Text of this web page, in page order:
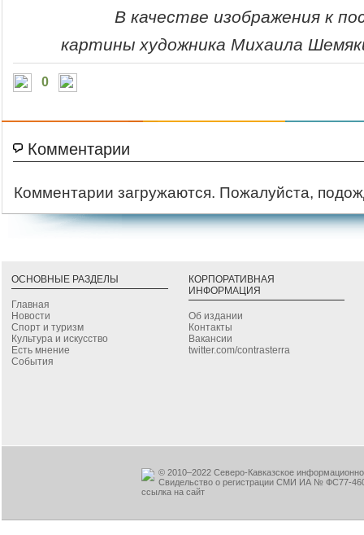
В качестве изображения к
картины художника Михаила
0
Комментарии
Комментарии загружаются. Пожалуйста,
ОСНОВНЫЕ РАЗДЕЛЫ
Главная
Новости
Спорт и туризм
Культура и искусство
Есть мнение
События
КОРПОРАТИВНАЯ
ИНФОРМАЦИЯ
Об издании
Контакты
Вакансии
twitter.com/contrasterra
© 2010–2022 Северо-Кавказское
Свидельство о регистрации СМИ ИА № ФС77-
ссылка на сайт